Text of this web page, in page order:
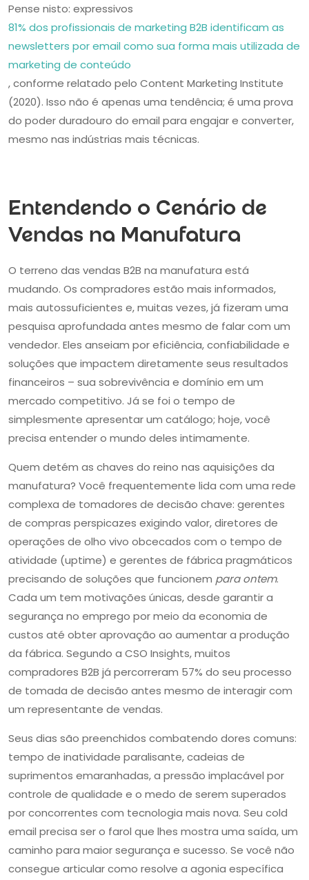
Pense nisto: expressivos
81% dos profissionais de marketing B2B identificam as
newsletters por email como sua forma mais utilizada de
marketing de conteúdo
, conforme relatado pelo Content Marketing Institute
(2020). Isso não é apenas uma tendência; é uma prova
do poder duradouro do email para engajar e converter,
mesmo nas indústrias mais técnicas.
Entendendo o Cenário de
Vendas na Manufatura
O terreno das vendas B2B na manufatura está
mudando. Os compradores estão mais informados,
mais autossuficientes e, muitas vezes, já fizeram uma
pesquisa aprofundada antes mesmo de falar com um
vendedor. Eles anseiam por eficiência, confiabilidade e
soluções que impactem diretamente seus resultados
financeiros – sua sobrevivência e domínio em um
mercado competitivo. Já se foi o tempo de
simplesmente apresentar um catálogo; hoje, você
precisa entender o mundo deles intimamente.
Quem detém as chaves do reino nas aquisições da
manufatura? Você frequentemente lida com uma rede
complexa de tomadores de decisão chave: gerentes
de compras perspicazes exigindo valor, diretores de
operações de olho vivo obcecados com o tempo de
atividade (uptime) e gerentes de fábrica pragmáticos
precisando de soluções que funcionem para ontem.
Cada um tem motivações únicas, desde garantir a
segurança no emprego por meio da economia de
custos até obter aprovação ao aumentar a produção
da fábrica. Segundo a CSO Insights, muitos
compradores B2B já percorreram 57% do seu processo
de tomada de decisão antes mesmo de interagir com
um representante de vendas.
Seus dias são preenchidos combatendo dores comuns:
tempo de inatividade paralisante, cadeias de
suprimentos emaranhadas, a pressão implacável por
controle de qualidade e o medo de serem superados
por concorrentes com tecnologia mais nova. Seu cold
email precisa ser o farol que lhes mostra uma saída, um
caminho para maior segurança e sucesso. Se você não
consegue articular como resolve a agonia específica